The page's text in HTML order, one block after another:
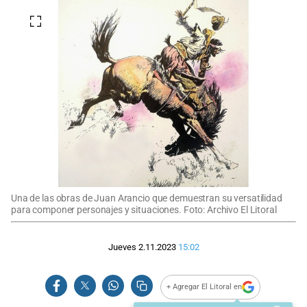
Una de las obras de Juan Arancio que demuestran su versatilidad
para componer personajes y situaciones. Foto: Archivo El Litoral
Jueves 2.11.2023 15:02
+ Agregar El Litoral en